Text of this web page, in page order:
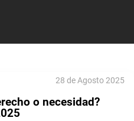
28 de Agosto 2025
o necesidad?